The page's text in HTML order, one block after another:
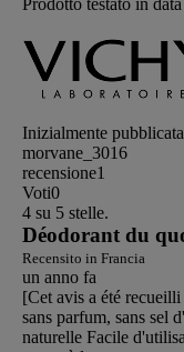
Prodotto testato in data
Inizialmente
morvane_3016
recensione1
Voti0
4 su 5 stelle.
Déodorant du
Recensito in Francia
un anno fa
[Cet avis a été
sans parfum, sans sel
naturelle Facile